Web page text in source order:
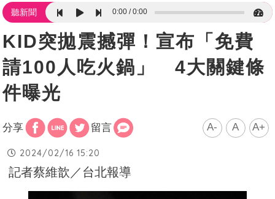
聽新聞 0:00 0:00
KID突拋震撼彈！宣布「免費
請100人吃火鍋」 4大關鍵條
件曝光
分享 留言 A- A A+
2024/02/16 15:20
記者蔡維歆／台北報導